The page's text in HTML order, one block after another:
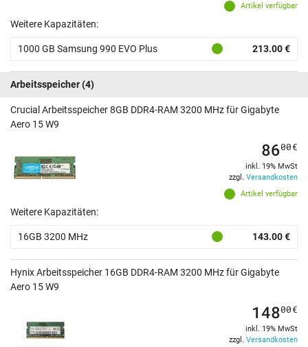
Artikel verfügbar
Weitere Kapazitäten:
1000 GB Samsung 990 EVO Plus 213.00 €
Arbeitsspeicher(4)
Crucial Arbeitsspeicher 8GB DDR4-RAM 3200 MHz für Gigabyte
Aero 15 W9
Artikel verfügbar
8600€
inkl. 19% MwSt
zzgl. Versandkosten
Weitere Kapazitäten:
16GB 3200 MHz 143.00 €
Hynix Arbeitsspeicher 16GB DDR4-RAM 3200 MHz für Gigabyte
Aero 15 W9
14800€
inkl. 19% MwSt
zzgl. Versandkosten